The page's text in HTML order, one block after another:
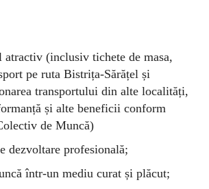
atractiv (inclusiv tichete de masa,
pe ruta Bistrița-Sărățel și
transportului din alte localități,
și alte beneficii conform
de Muncă)
dezvoltare profesională;
într-un mediu curat și plăcut;